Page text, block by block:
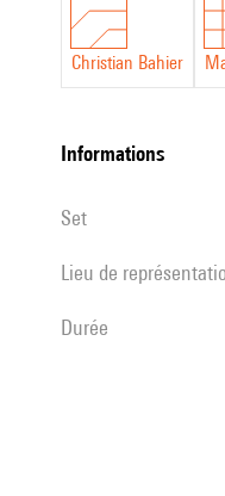
tiraillés
de
Myriam
et
Haas
version
Christian Bahier
informations
set
Lieu de
durée